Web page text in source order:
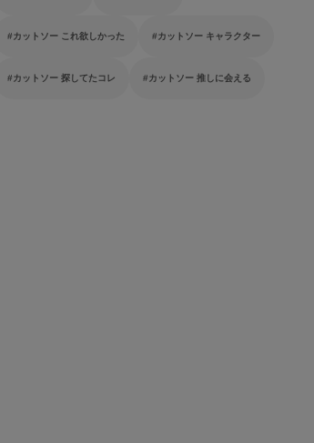
カットソー これ欲しかった カットソー キャラクター
カットソー 探してたコレ カットソー 推しに会える